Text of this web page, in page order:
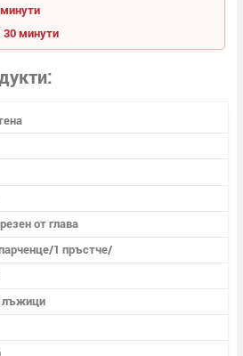
30 минути
от глава
1 пръстче/
лъжици